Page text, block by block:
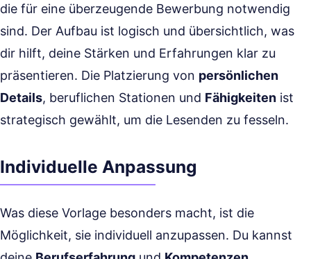
die für eine überzeugende Bewerbung notwendig
sind. Der Aufbau ist logisch und übersichtlich, was
dir hilft, deine Stärken und Erfahrungen klar zu
präsentieren. Die Platzierung von persönlichen
Details, beruflichen Stationen und Fähigkeiten ist
strategisch gewählt, um die Lesenden zu fesseln.
Individuelle Anpassung
Was diese Vorlage besonders macht, ist die
Möglichkeit, sie individuell anzupassen. Du kannst